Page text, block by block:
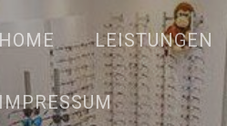
HOME LEISTUNGEN
IMPRESSUM